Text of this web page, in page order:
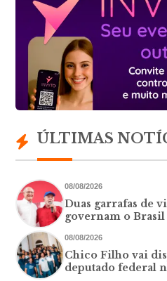
ÚLTIMAS
08/08/2026
Duas garrafas de
governam o Brasil
08/08/2026
Chico Filho vai
deputado federal